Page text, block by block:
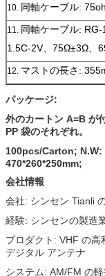
10. 同軸ケーブル:
11. 同軸ケーブル:
1.5C-2V、75Ω±3Ω、
12. マストの長さ:
パッケージ:
外のカートン A=B が
PP 袋のそれぞれ。
100pcs/Carton; N.W:
470*260*250mm;
会社情報
会社: シンセン Tianli
経験: シンセンの製造
プロダクト: VHF の
デジタル アンテナ
システム: AM/FM の